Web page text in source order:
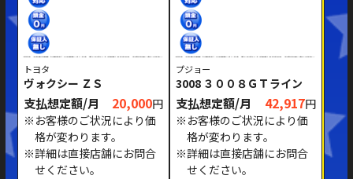
修復歴あり
ミッション
AT
MT
ハンドル
右ハンドル 左ハンドル
トヨタ
ヴォクシー ＺＳ
支払想定額/月 20,000円
※お客様のご状況により価
格が変わります。
※詳細は直接店舗にお問合
せください。
プジョー
3008 ３００８ＧＴライン
支払想定額/月 42,917円
※お客様のご状況により価
格が変わります。
※詳細は直接店舗にお問合
せください。